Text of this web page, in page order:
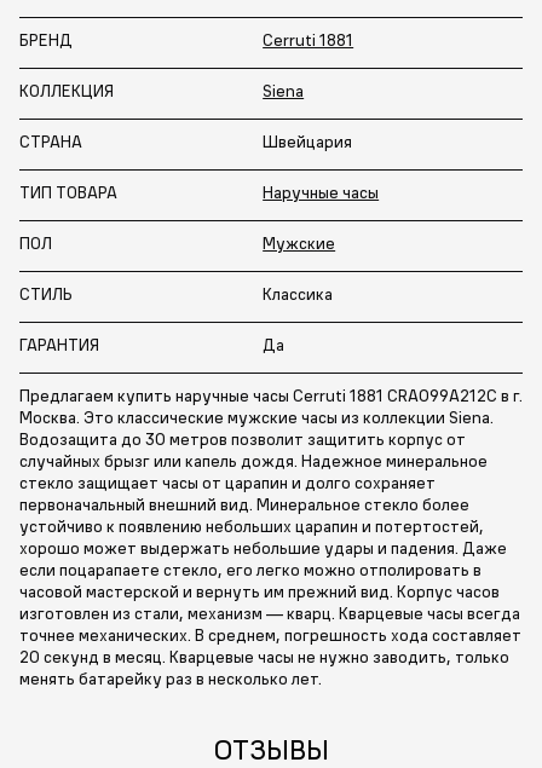
БРЕНД Cerruti 1881
КОЛЛЕКЦИЯ Siena
СТРАНА Швейцария
ТИП ТОВАРА Наручные часы
ПОЛ Мужские
СТИЛЬ Классика
ГАРАНТИЯ Да
Предлагаем купить наручные часы Cerruti 1881 CRA099A212C в г.
Москва. Это классические мужские часы из коллекции Siena.
Водозащита до 30 метров позволит защитить корпус от
случайных брызг или капель дождя. Надежное минеральное
стекло защищает часы от царапин и долго сохраняет
первоначальный внешний вид. Минеральное стекло более
устойчиво к появлению небольших царапин и потертостей,
хорошо может выдержать небольшие удары и падения. Даже
если поцарапаете стекло, его легко можно отполировать в
часовой мастерской и вернуть им прежний вид. Корпус часов
изготовлен из стали, механизм — кварц. Кварцевые часы всегда
точнее механических. В среднем, погрешность хода составляет
20 секунд в месяц. Кварцевые часы не нужно заводить, только
менять батарейку раз в несколько лет.
ОТЗЫВЫ